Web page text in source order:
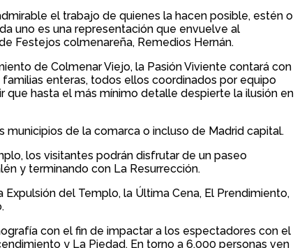
el trabajo de quienes la hacen posible, estén o
uno es una representación que envuelve al
Festejos colmenareña, Remedios Hernán.
de Colmenar Viejo, la Pasión Viviente contará con
enteras, todos ellos coordinados por equipo
hasta el más mínimo detalle despierte la ilusión en
de la comarca o incluso de Madrid capital.
los visitantes podrán disfrutar de un paseo
y terminando con La Resurrección.
del Templo, la Última Cena, El Prendimiento,
con el fin de impactar a los espectadores con el
y La Piedad. En torno a 6.000 personas ven